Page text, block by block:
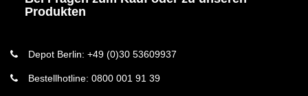
Produkten
Depot Berlin: +49 (0)30 53609937
Bestellhotline: 0800 001 91 39